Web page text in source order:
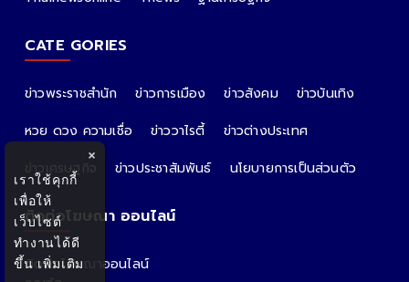
CATE GORIES
ข่าวพระราชสำนัก ข่าวการเมือง ข่าวสังคม
ข่าวบันเทิง
หวย ดวง ความเชื่อ
ข่าววาไรตี้
ข่าวต่างประเทศ
ข่าวเศรษฐกิจ
ข่าวประชาสัมพันธ์ นโยบายการเป็นส่วนตัว
ติดต่อโฆษณา ออนไลน์
ติดต่อโฆษณาออนไลน์
×
เราใช้คุกกี้
เพื่อให้
เว็บไซต์
ทำงานได้ดี
ขึ้นเพิ่มเติม